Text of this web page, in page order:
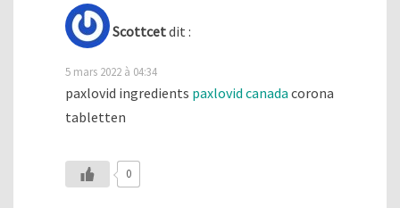
Scottcetdit :
5 mars 2022 à 04:34
paxlovid ingredients paxlovid canada corona
tabletten
0